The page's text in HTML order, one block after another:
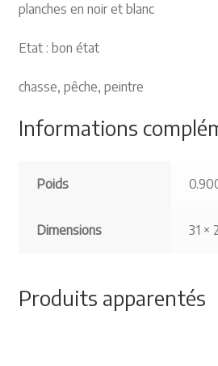
planches en noir et blanc
Etat : bon état
chasse, pêche, peintre
Informations
Poids
Dimensions 31 ×
Produits apparentés